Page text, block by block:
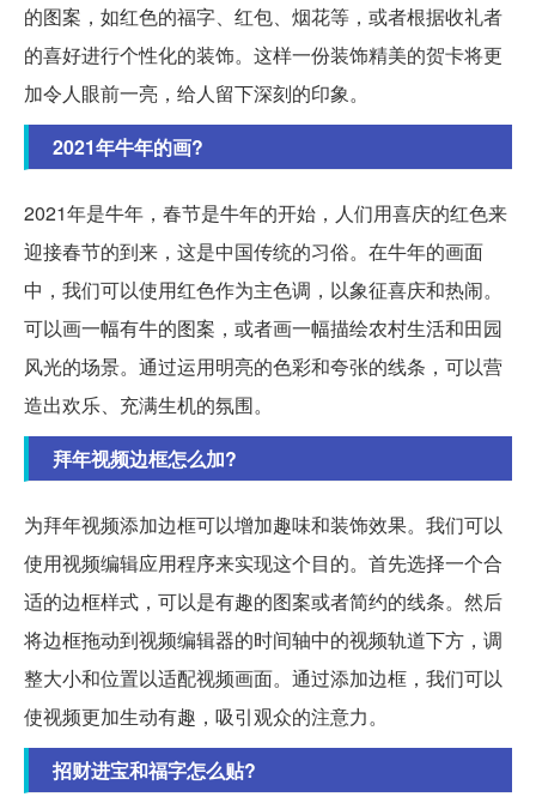
的图案，如红色的福字、红包、烟花等，或者根据收礼者
的喜好进行个性化的装饰。这样一份装饰精美的贺卡将更
加令人眼前一亮，给人留下深刻的印象。
2021年牛年的画?
2021年是牛年，春节是牛年的开始，人们用喜庆的红色来
迎接春节的到来，这是中国传统的习俗。在牛年的画面
中，我们可以使用红色作为主色调，以象征喜庆和热闹。
可以画一幅有牛的图案，或者画一幅描绘农村生活和田园
风光的场景。通过运用明亮的色彩和夸张的线条，可以营
造出欢乐、充满生机的氛围。
拜年视频边框怎么加?
为拜年视频添加边框可以增加趣味和装饰效果。我们可以
使用视频编辑应用程序来实现这个目的。首先选择一个合
适的边框样式，可以是有趣的图案或者简约的线条。然后
将边框拖动到视频编辑器的时间轴中的视频轨道下方，调
整大小和位置以适配视频画面。通过添加边框，我们可以
使视频更加生动有趣，吸引观众的注意力。
招财进宝和福字怎么贴?